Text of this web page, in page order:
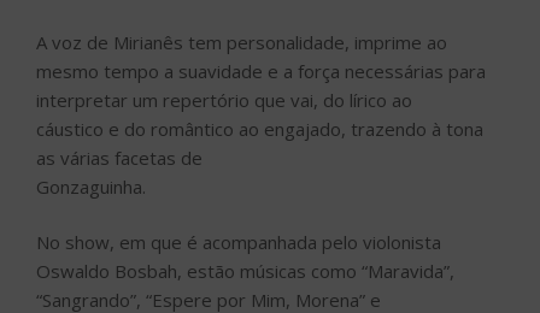
A voz de Mirianês tem personalidade, imprime ao
mesmo tempo a suavidade e a força necessárias para
interpretar um repertório que vai, do lírico ao
cáustico e do romântico ao engajado, trazendo à tona
as várias facetas de
Gonzaguinha.
No show, em que é acompanhada pelo violonista
Oswaldo Bosbah, estão músicas como “Maravida”,
“Sangrando”, “Espere por Mim, Morena” e